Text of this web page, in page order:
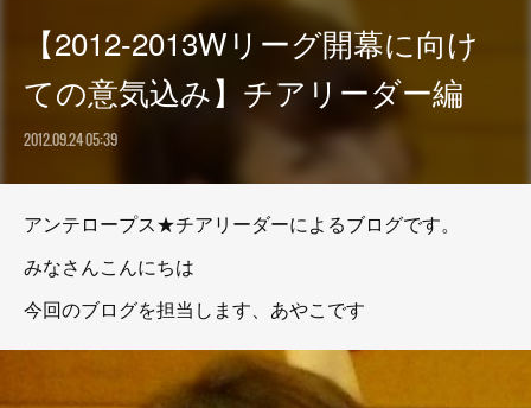
【2012-2013Wリーグ開幕に向け
ての意気込み】チアリーダー編
2012.09.24 05:39
アンテロープス★チアリーダーによるブログです。
みなさんこんにちは
今回のブログを担当します、あやこです